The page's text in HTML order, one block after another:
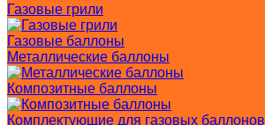
Газовые грили
Газовые баллоны
Металлические баллоны
Композитные баллоны
Комплектующие для газовых баллонов